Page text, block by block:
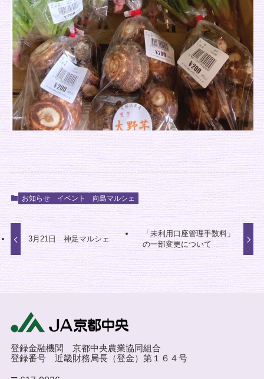
お知らせ イベント 向島マルシェ
3月21日 神足マルシェ
「未利用口座管理手数料」
の一部変更について
登録金融機関 京都中央農業協同組合
登録番号 近畿財務局長（登金）第１６４号